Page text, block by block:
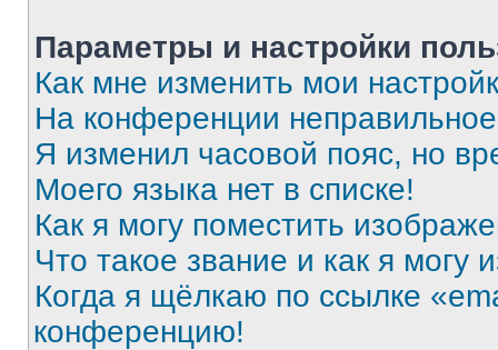
Параметры и настройки
Как мне изменить мои
На конференции
Я изменил часовой пояс, но
Моего языка нет в списке!
Как я могу поместить
Что такое звание и как я могу
Когда я щёлкаю по ссылке
конференцию!